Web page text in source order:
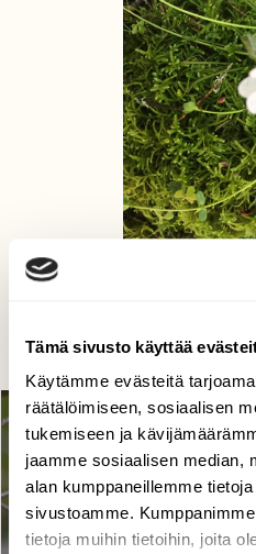
Tämä sivusto käyttää
Käytämme evästeitä
räätälöimiseen, sosiaalisen
tukemiseen ja
jaamme sosiaalisen median,
alan kumppaneillemme
sivustoamme.
tietoja muihin tietoihin, joita